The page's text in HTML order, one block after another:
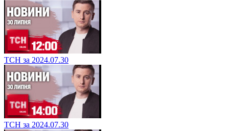
ТСН за 2024.07.30
ТСН за 2024.07.30